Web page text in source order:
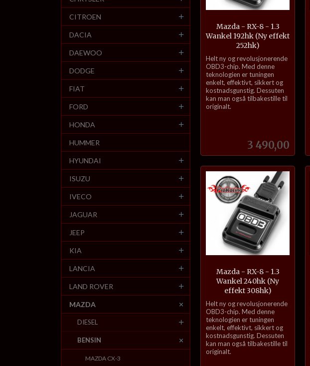
Mazda - RX-8 - 1.3
Wankel 192hk (Ny effekt
252hk)
Pris
3 490,00
inkl.
mva.
Helt ny og revolusjonerende
OBD3-chip. Med denne
teknologien er tuningen
enkelt, effektivt, sikkert og
kostnadsgunstig. Dessuten
kan man også tilbakestille til
originalt.
Mazda - RX-8 - 1.3
Wankel 240hk (Ny
effekt 308hk)
inkl.
mva.
Helt ny og revolusjonerende
OBD3-chip. Med denne
teknologien er tuningen
enkelt, effektivt, sikkert og
kostnadsgunstig. Dessuten
kan man også tilbakestille til
originalt.
CITROEN
DACIA
DAEWOO
DODGE
FIAT
FORD
HONDA
HUMMER
HYUNDAI
ISUZU
IVECO
JAGUAR
JEEP
KIA
LANCIA
LAND ROVER
MAZDA
DIESEL
BENSIN
MAZDA CX-3